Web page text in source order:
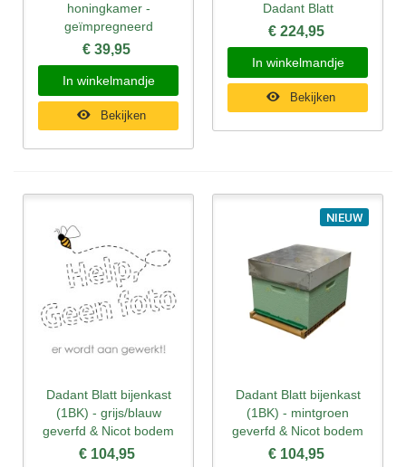
honingkamer -
geïmpregneerd
€ 39,95
In winkelmandje
Bekijken
Dadant Blatt
€ 224,95
In winkelmandje
Bekijken
Dadant Blatt bijenkast
(1BK) - grijs/blauw
geverfd & Nicot bodem
€ 104,95
NIEUW
Dadant Blatt bijenkast
(1BK) - mintgroen
geverfd & Nicot bodem
€ 104,95